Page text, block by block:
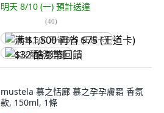
明天 8/10 (一) 預計送達
(40)
满 $1,500 再省 $75 (王道卡)
$32 酷澎幣回饋
mustela 慕之恬廊 慕之孕孕膚霜 香氛
款, 150ml, 1條